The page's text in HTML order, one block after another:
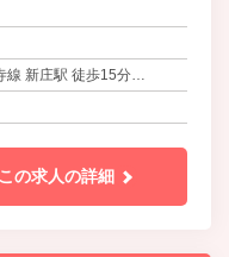
線 新庄駅 徒歩15分
尺土駅 徒歩25分
この求人の詳細